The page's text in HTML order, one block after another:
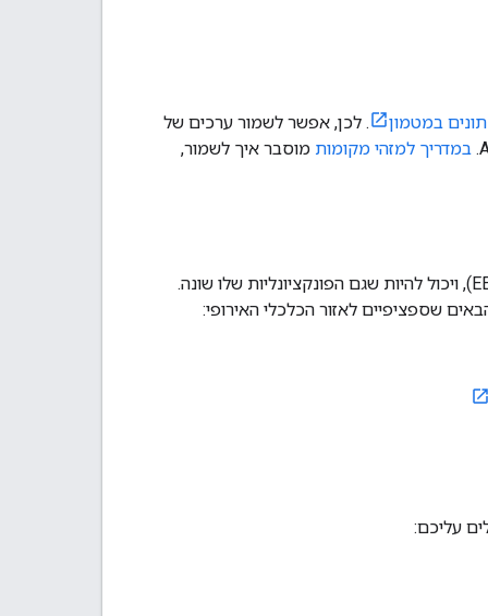
במטמון
. לכן, אפשר לשמור ערכים של
במדריך למזהי מקומות מוסבר איך לשמור,
למוצר הזה יש תנאים והגבלות שונים ללקוחות עם כתובת לחיוב באזור הכלכלי האירופי (EEA), ויכול להיות שגם הפונקציונליות שלו שונה.
עליכם: